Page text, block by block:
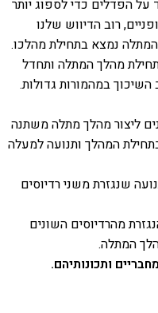
הפדלים כדי לספוג יותר
רוב הדיווש שלנו
נמצא בתחילת מהלכו.
מהלך המתלה ותחדל
במהמורות גדולות.
ליצור מהלך מתלה משתנה
המהלך ותנועה למעלה
שנגזרת משני רדיוסים
מהרדיוסים השונים
המתלה.
ותכונותיהם.